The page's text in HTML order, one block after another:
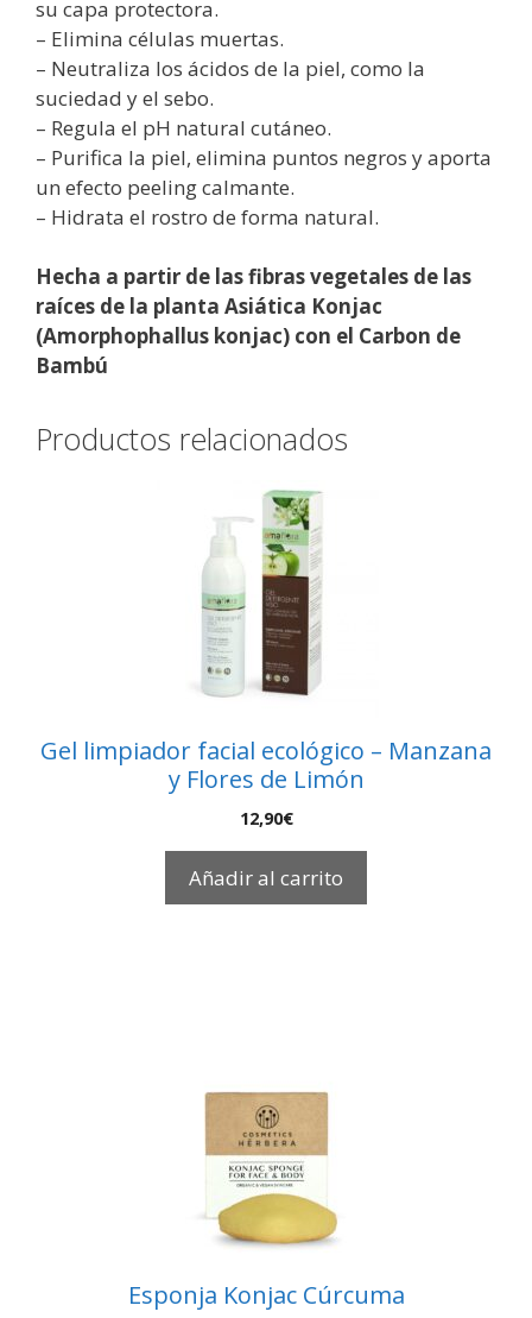
su capa protectora.
– Elimina células muertas.
– Neutraliza los ácidos de la piel, como la
suciedad y el sebo.
– Regula el pH natural cutáneo.
– Purifica la piel, elimina puntos negros y aporta
un efecto peeling calmante.
– Hidrata el rostro de forma natural.
Hecha a partir de las fibras vegetales de las
raíces de la planta Asiática Konjac
(Amorphophallus konjac) con el Carbon de
Bambú
Productos relacionados
Gel limpiador facial ecológico – Manzana
y Flores de Limón
12,90€
Añadir al carrito
Esponja Konjac Cúrcuma